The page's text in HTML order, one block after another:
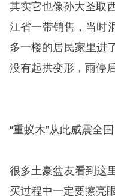
其实它也像孙大圣取
江省一带销售，当时
多一楼的居民家里进
没有起拱变形，雨停
“重蚁木”从此威震全
很多土豪盆友看到这
买过程中一定要擦亮